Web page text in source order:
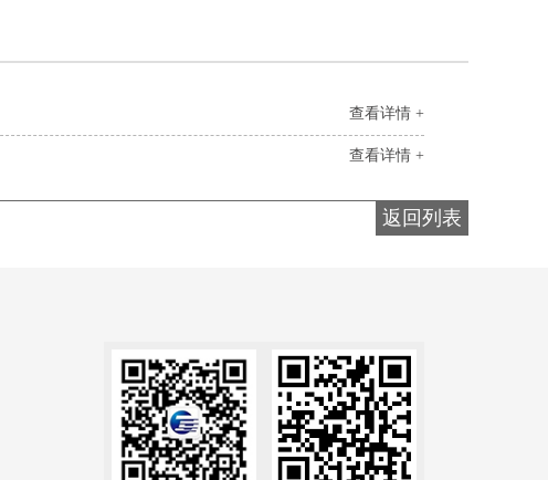
查看详情 +
查看详情 +
返回列表